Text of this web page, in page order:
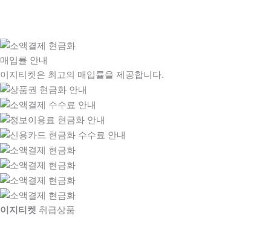
매입률 안내
이지티켓은 최고의 매입률을 제공합니다.
이지티켓 취급상품